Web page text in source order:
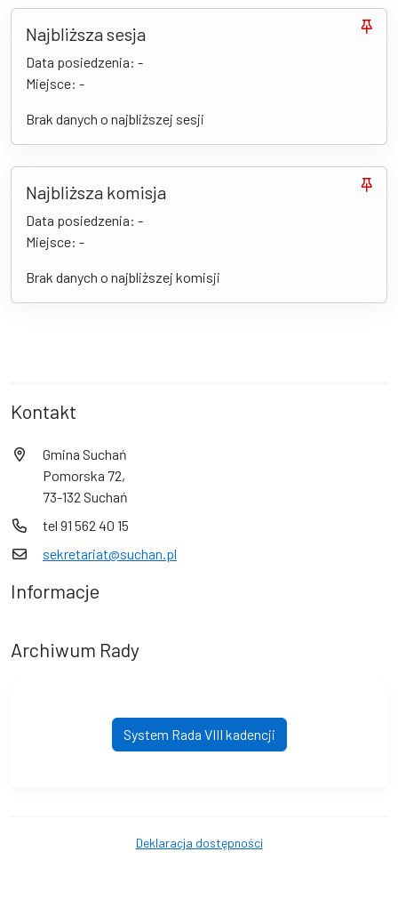
Najbliższa sesja
Data posiedzenia: -
Miejsce: -
Brak danych o najbliższej sesji
Najbliższa komisja
Data posiedzenia: -
Miejsce: -
Brak danych o najbliższej komisji
Kontakt
Gmina Suchań
Pomorska 72,
73-132 Suchań
tel 91 562 40 15
sekretariat@suchan.pl
Informacje
Archiwum Rady
System Rada VIII kadencji
Deklaracja dostępności